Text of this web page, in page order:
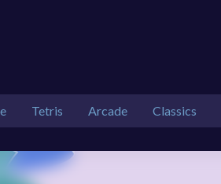
Tetris Arcade Classics